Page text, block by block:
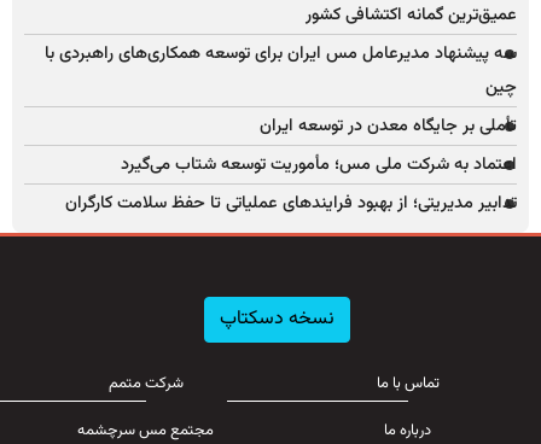
عمیق‌ترین گمانه اکتشافی کشور
سه پیشنهاد مدیرعامل مس ایران برای توسعه همکاری‌های راهبردی با
چین
تأملی بر جایگاه معدن در توسعه ایران
اعتماد به شرکت ملی مس؛ مأموریت توسعه شتاب می‌گیرد
تدابیر مدیریتی؛ از بهبود فرایندهای عملیاتی تا حفظ سلامت کارگران
نسخه دسکتاپ
تماس با ما
درباره ما
شرکت متمم
مجتمع مس سرچشمه